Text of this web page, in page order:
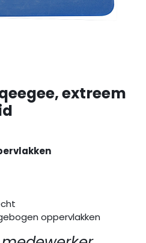
extreem
oppervlakken